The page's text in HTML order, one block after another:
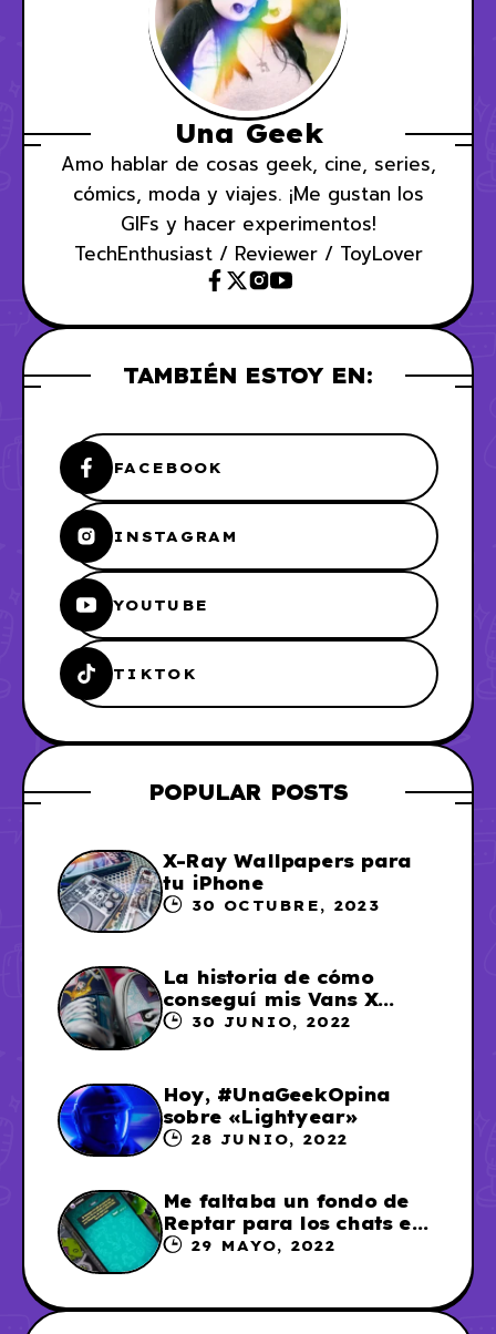
Una Geek
Amo hablar de cosas geek, cine, series,
cómics, moda y viajes. ¡Me gustan los
GIFs y hacer experimentos!
TechEnthusiast / Reviewer / ToyLover
TAMBIÉN ESTOY EN:
FACEBOOK
INSTAGRAM
YOUTUBE
TIKTOK
POPULAR POSTS
X-Ray Wallpapers para
tu iPhone
30 OCTUBRE, 2023
La historia de cómo
conseguí mis Vans X
Sailor Moon
30 JUNIO, 2022
Hoy, #UnaGeekOpina
sobre «Lightyear»
28 JUNIO, 2022
Me faltaba un fondo de
Reptar para los chats en
WhatsApp, así que me lo
29 MAYO, 2022